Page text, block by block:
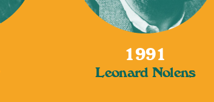
1991
Leonard Nolens